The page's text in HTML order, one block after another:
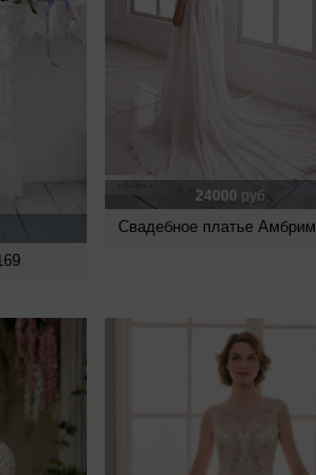
24000 руб.
Свадебное платье Амбрим